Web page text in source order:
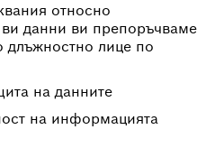
относно
ви данни ви препоръчваме
длъжностно лице по
на данните
на информацията